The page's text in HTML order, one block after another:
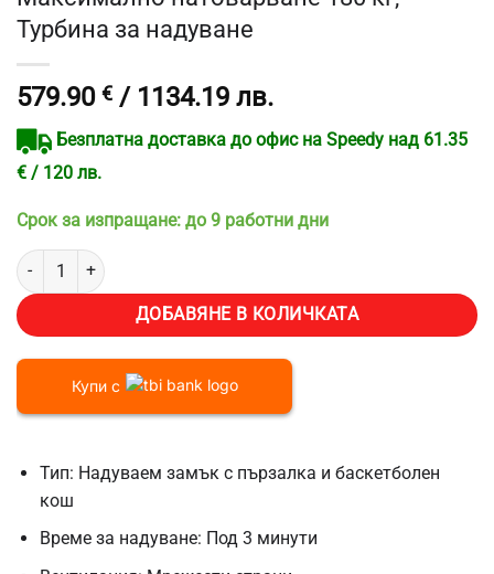
Турбина за надуване
579.90 € / 1134.19 лв.
Безплатна доставка до офис на Speedy над 61.35
€ / 120 лв.
Срок за изпращане: до 9 работни дни
количество за Надуваем замък VEVOR PL2464 с пързалка,
ДОБАВЯНЕ В КОЛИЧКАТА
Купи с
Тип: Надуваем замък с пързалка и баскетболен
кош
Време за надуване: Под 3 минути